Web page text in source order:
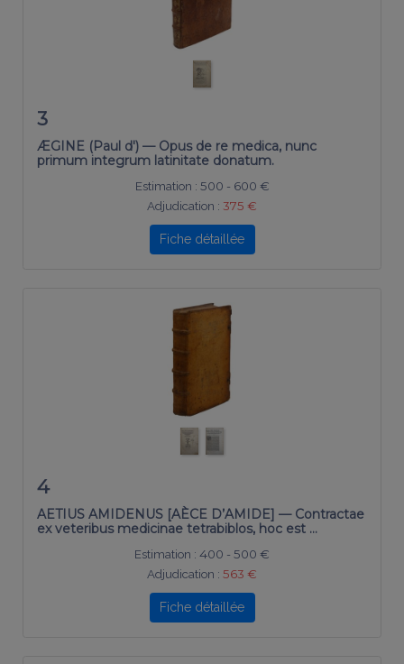
3
ÆGINE (Paul d') — Opus de re medica, nunc
primum integrum latinitate donatum.
Estimation : 500 - 600 €
Adjudication : 375 €
Fiche détaillée
4
AETIUS AMIDENUS [AÈCE D’AMIDE] — Contractae
ex veteribus medicinae tetrabiblos, hoc est …
Estimation : 400 - 500 €
Adjudication : 563 €
Fiche détaillée